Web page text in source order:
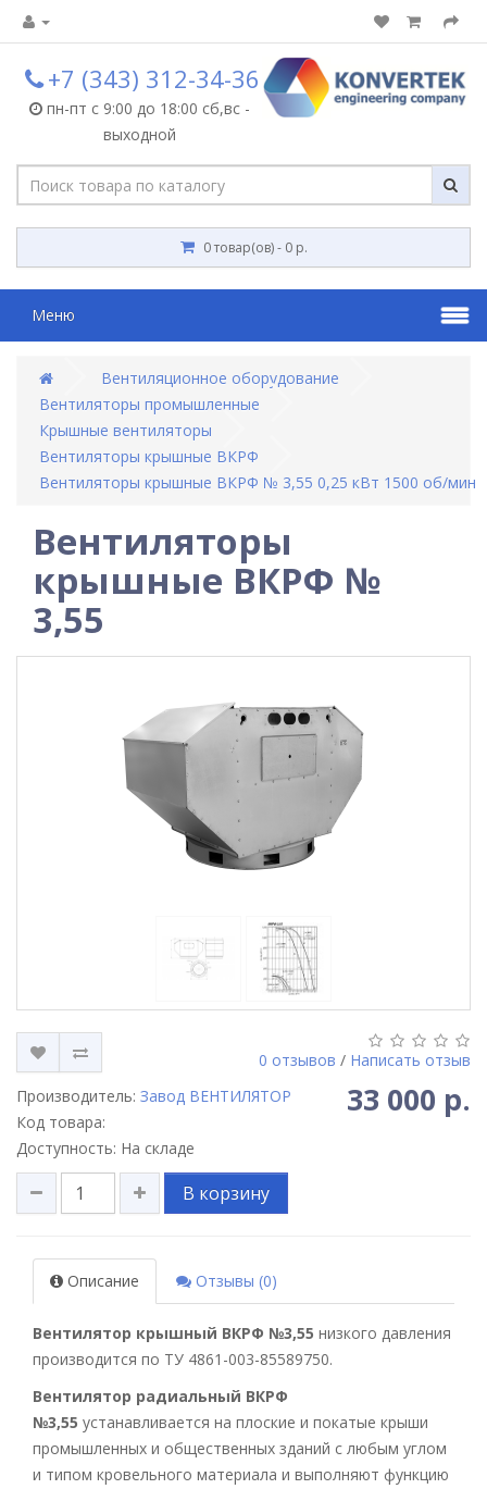
+7 (343) 312-34-36
пн-пт с 9:00 до 18:00 сб,вс -
выходной
0 товар(ов) - 0 р.
Меню
Вентиляционное оборудование
Вентиляторы промышленные
Крышные вентиляторы
Вентиляторы крышные ВКРФ
Вентиляторы крышные ВКРФ № 3,55 0,25 кВт 1500 об/мин
Вентиляторы
крышные ВКРФ №
3,55
0 отзывов / Написать отзыв
Производитель: Завод ВЕНТИЛЯТОР
Код товара:
Доступность: На складе
33 000 р.
В корзину
Описание Отзывы (0)
Вентилятор крышный ВКРФ №3,55 низкого давления
производится по ТУ 4861-003-85589750.
Вентилятор радиальный ВКРФ
№3,55 устанавливается на плоские и покатые крыши
промышленных и общественных зданий с любым углом
и типом кровельного материала и выполняют функцию